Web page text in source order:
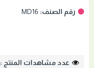
رقم الصنف: MD16
عدد مشاهدات المنتج : 3480